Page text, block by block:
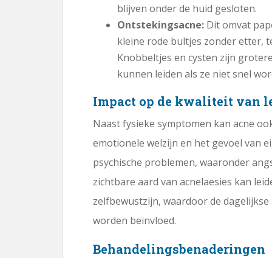
blijven onder de huid gesloten.
Ontstekingsacne: Dit omvat
kleine rode bultjes zonder etter,
Knobbeltjes en cysten zijn
kunnen leiden als ze niet snel
Impact op de kwaliteit van
Naast fysieke symptomen kan acne
emotionele welzijn en het gevoel van
psychische problemen, waaronder
zichtbare aard van acnelaesies kan
zelfbewustzijn, waardoor de
worden beïnvloed.
Behandelingsbenaderingen